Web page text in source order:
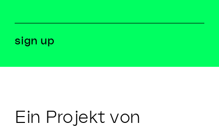
Ein Projekt von